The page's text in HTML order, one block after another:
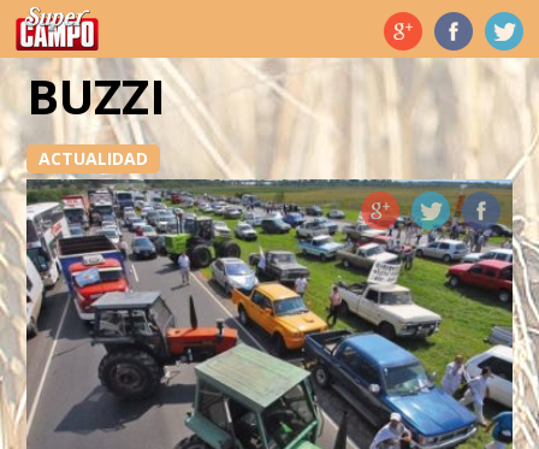
Temas de hoy
BUZZI
ACTUALIDAD